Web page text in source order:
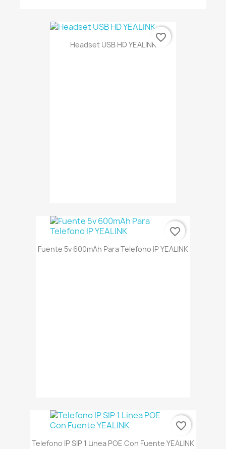
Headset USB HD YEALINK
favorite_border
Fuente 5v 600mAh Para Telefono IP YEALINK
favorite_border
Telefono IP SIP 1 Linea POE Con Fuente YEALINK
favorite_border